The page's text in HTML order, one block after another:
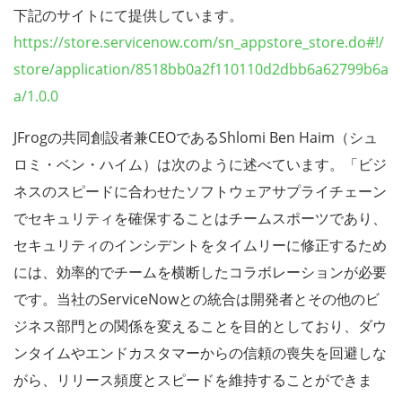
下記のサイトにて提供しています。
https://store.servicenow.com/sn_appstore_store.do#!/
store/application/8518bb0a2f110110d2dbb6a62799b6a
a/1.0.0
JFrogの共同創設者兼CEOであるShlomi Ben Haim（シュ
ロミ・ベン・ハイム）は次のように述べています。「ビジ
ネスのスピードに合わせたソフトウェアサプライチェーン
でセキュリティを確保することはチームスポーツであり、
セキュリティのインシデントをタイムリーに修正するため
には、効率的でチームを横断したコラボレーションが必要
です。当社のServiceNowとの統合は開発者とその他のビ
ジネス部門との関係を変えることを目的としており、ダウ
ンタイムやエンドカスタマーからの信頼の喪失を回避しな
がら、リリース頻度とスピードを維持することができま